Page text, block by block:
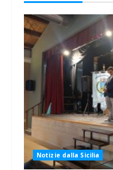
Notizie dalla Sicilia